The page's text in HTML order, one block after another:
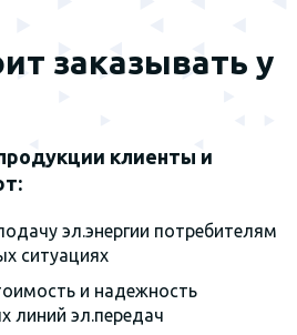
заказывать у
клиенты и
эл.энергии потребителям
ситуациях
и надежность
линий эл.передач